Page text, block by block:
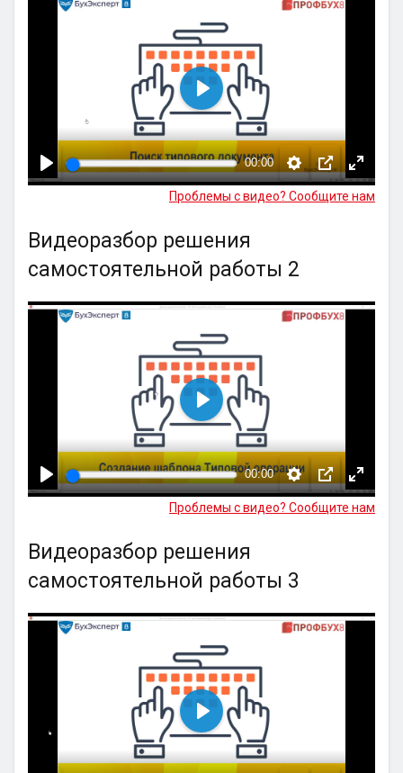
00:00
Воспроизвести
Проблемы с видео? Сообщите нам
Видеоразбор решения
самостоятельной работы 2
00:00
Воспроизвести
Проблемы с видео? Сообщите нам
Видеоразбор решения
самостоятельной работы 3
Воспроизвести